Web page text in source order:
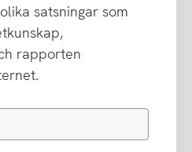
satsningar som
rapporten